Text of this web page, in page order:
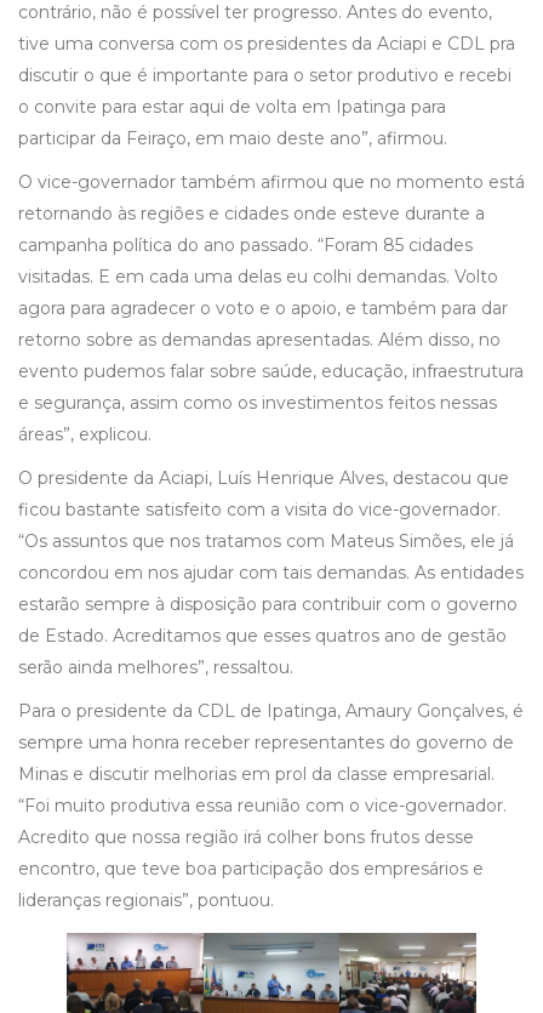
contrário, não é possível ter progresso. Antes do evento,
tive uma conversa com os presidentes da Aciapi e CDL pra
discutir o que é importante para o setor produtivo e recebi
o convite para estar aqui de volta em Ipatinga para
participar da Feiraço, em maio deste ano”, afirmou.
O vice-governador também afirmou que no momento está
retornando às regiões e cidades onde esteve durante a
campanha política do ano passado. “Foram 85 cidades
visitadas. E em cada uma delas eu colhi demandas. Volto
agora para agradecer o voto e o apoio, e também para dar
retorno sobre as demandas apresentadas. Além disso, no
evento pudemos falar sobre saúde, educação, infraestrutura
e segurança, assim como os investimentos feitos nessas
áreas”, explicou.
O presidente da Aciapi, Luís Henrique Alves, destacou que
ficou bastante satisfeito com a visita do vice-governador.
“Os assuntos que nos tratamos com Mateus Simões, ele já
concordou em nos ajudar com tais demandas. As entidades
estarão sempre à disposição para contribuir com o governo
de Estado. Acreditamos que esses quatros ano de gestão
serão ainda melhores”, ressaltou.
Para o presidente da CDL de Ipatinga, Amaury Gonçalves, é
sempre uma honra receber representantes do governo de
Minas e discutir melhorias em prol da classe empresarial.
“Foi muito produtiva essa reunião com o vice-governador.
Acredito que nossa região irá colher bons frutos desse
encontro, que teve boa participação dos empresários e
lideranças regionais”, pontuou.